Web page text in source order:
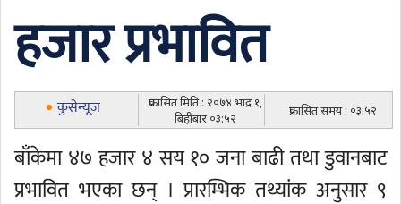
हजार प्रभावित
कुसेन्यूज
प्रकासित मिति : २०७४ भाद्र १,
बिहीबार ०३:५२
प्रकासित समय : ०३:५२
बाँकेमा ४७ हजार ४ सय १० जना बाढी तथा डुवानबाट
प्रभावित भएका छन् । प्रारम्भिक तथ्यांक अनुसार ९